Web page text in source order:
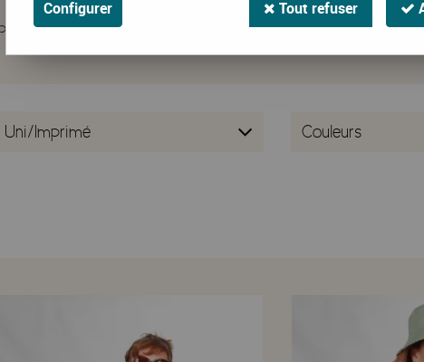
: ici, le gilet n’est clairement pas le pull-over plan-plan de
ponchos, on mise sur des piècescolorées, pratiques et ultra
pour compléter une tenue avec élégance et douceur. À enfiler
Uni/Imprimé Couleurs
Configurer Tout refuser